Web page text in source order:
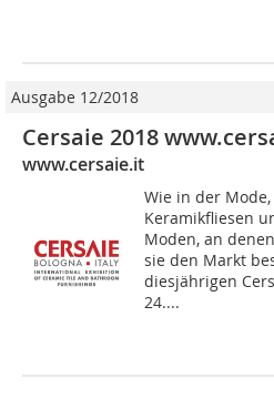
Ausgabe 12/2018
Cersaie 2018
www.cersaie.it
Wie in der
Keramikfliesen
Moden, an
sie den Markt
diesjährigen
24....